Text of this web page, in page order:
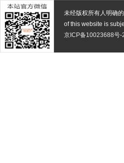
未经版权所有人明确
of this website is
京ICP备10023688号-